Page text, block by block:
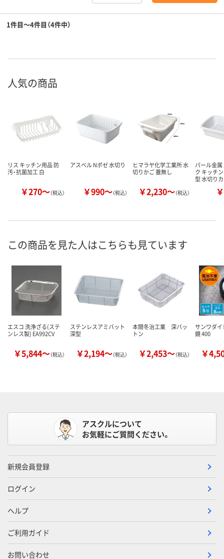
1件目～4件目（4件中）
人気の商品
リス キッチン用品 防
汚・抗菌加工 白
￥270～（税込）
アスベル Nポゼ 水切り
￥990～（税込）
ヒマラヤ化学工業所 水
切りかご 蓋無し
￥2,230～（税込）
パール金
ク キッチ
型 水切り
この商品を見た人はこちらも見ています
エスコ 洗浄ざる(ステ
ンレス製) EA992CV
￥5,844～（税込）
ステンレスアミバット
深型
￥2,194～（税込）
本間冬治工業 深バッ
トン
￥2,453～（税込）
サンワダ
鏡 400
￥
アスクルについて
お気軽にご質問ください。
新規会員登録
ログイン
ヘルプ
ご利用ガイド
お問い合わせ